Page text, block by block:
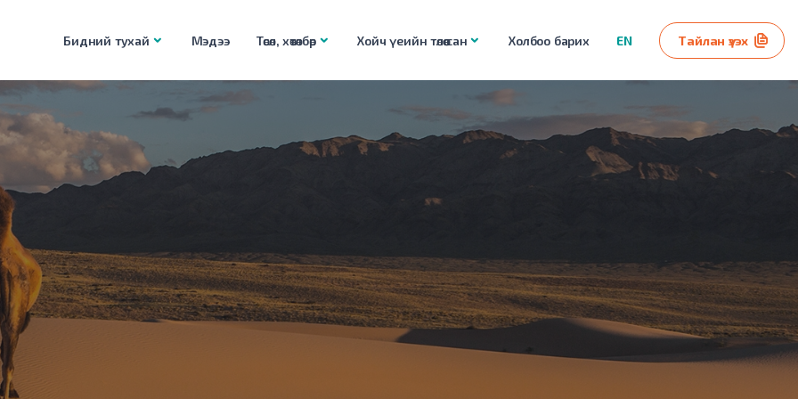
Бидний тухай Мэдээ Төсөл, хөтөлбөр Хойч үеийн төлөө сан Холбоо барих EN Тайлан үзэх